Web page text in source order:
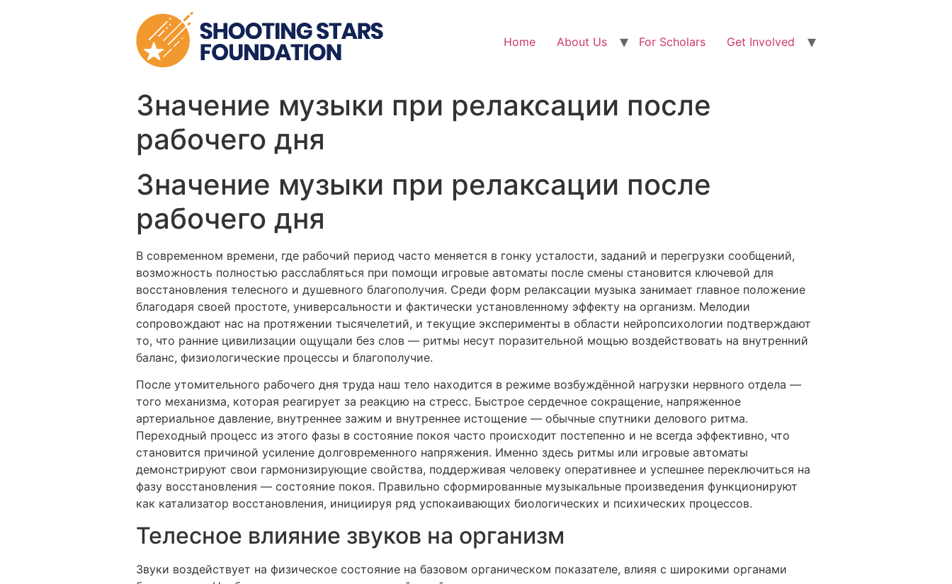
Home About Us For Scholars Get Involved
Значение музыки при релаксации после
рабочего дня
Значение музыки при релаксации после
рабочего дня
В современном времени, где рабочий период часто меняется в гонку усталости, заданий и перегрузки сообщений,
возможность полностью расслабляться при помощи игровые автоматы после смены становится ключевой для
восстановления телесного и душевного благополучия. Среди форм релаксации музыка занимает главное положение
благодаря своей простоте, универсальности и фактически установленному эффекту на организм. Мелодии
сопровождают нас на протяжении тысячелетий, и текущие эксперименты в области нейропсихологии подтверждают
то, что ранние цивилизации ощущали без слов — ритмы несут поразительной мощью воздействовать на внутренний
баланс, физиологические процессы и благополучие.
После утомительного рабочего дня труда наш тело находится в режиме возбуждённой нагрузки нервного отдела —
того механизма, которая реагирует за реакцию на стресс. Быстрое сердечное сокращение, напряженное
артериальное давление, внутреннее зажим и внутреннее истощение — обычные спутники делового ритма.
Переходный процесс из этого фазы в состояние покоя часто происходит постепенно и не всегда эффективно, что
становится причиной усиление долговременного напряжения. Именно здесь ритмы или игровые автоматы
демонстрируют свои гармонизирующие свойства, поддерживая человеку оперативнее и успешнее переключиться на
фазу восстановления — состояние покоя. Правильно сформированные музыкальные произведения функционируют
как катализатор восстановления, инициируя ряд успокаивающих биологических и психических процессов.
Телесное влияние звуков на организм
Звуки воздействует на физическое состояние на базовом органическом показателе, влияя с широкими органами